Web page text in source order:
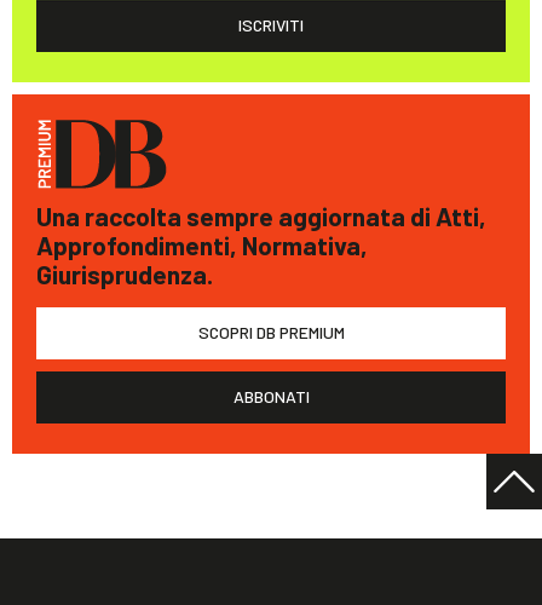
ISCRIVITI
Una raccolta sempre aggiornata di Atti,
Approfondimenti, Normativa,
Giurisprudenza.
SCOPRI DB PREMIUM
ABBONATI